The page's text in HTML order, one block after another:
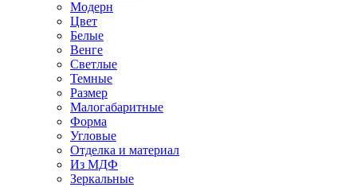
Модерн
Цвет
Белые
Венге
Светлые
Темные
Размер
Малогабаритные
Форма
Угловые
Отделка и материал
Из МДФ
Зеркальные